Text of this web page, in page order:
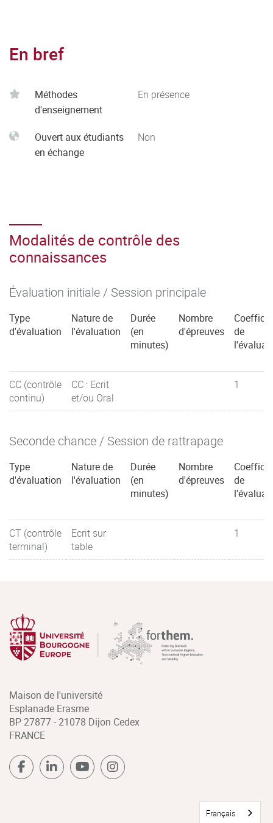
En bref
Méthodes
d'enseignement
En présence
Ouvert aux étudiants
en échange
Non
Modalités de contrôle des
connaissances
Évaluation initiale / Session principale
Type
d'évaluation
Nature de
l'évaluation
Durée
(en
minutes)
Nombre
d'épreuves
de
CC (contrôle
continu)
CC : Ecrit
et/ou Oral
1
Seconde chance / Session de rattrapage
Type
d'évaluation
Nature de
l'évaluation
Durée
(en
minutes)
Nombre
d'épreuves
de
CT (contrôle
terminal)
Ecrit sur
table
1
Maison de l'université
Esplanade Erasme
BP 27877 - 21078 Dijon Cedex
FRANCE
Français